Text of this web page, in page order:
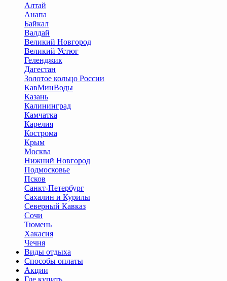
Алтай
Анапа
Байкал
Валдай
Великий Новгород
Великий Устюг
Геленджик
Дагестан
Золотое кольцо России
КавМинВоды
Казань
Калининград
Камчатка
Карелия
Кострома
Крым
Москва
Нижний Новгород
Подмосковье
Псков
Санкт-Петербург
Сахалин и Курилы
Северный Кавказ
Сочи
Тюмень
Хакасия
Чечня
Виды отдыха
Способы оплаты
Акции
Где купить